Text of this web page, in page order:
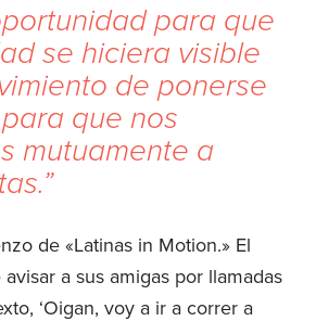
para que
se hiciera visible
de ponerse
que nos
mutuamente a
de «Latinas in Motion.» El
a sus amigas por llamadas
‘Oigan, voy a ir a correr a